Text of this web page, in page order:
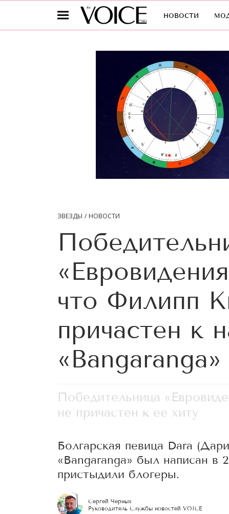
новости
ЗВЕЗДЫ НОВОСТИ
что Филипп
причастен к
«Bangaranga»
Победительница
не причастен к ее хиту
Болгарская певица Dara
«Bangaranga» был написан в
пристыдили блогеры.
Сергей Черных
Руководитель Службы новостей VOICE